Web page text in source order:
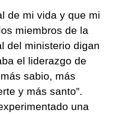
de mi vida y que mi
miembros de la
del ministerio digan
el liderazgo de
sabio, más
y más santo”.
una